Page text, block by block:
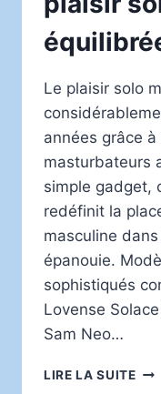
Le plaisir solo
années grâce à
masturbateurs
simple gadget,
redéfinit la
masculine
épanouie.
sophistiqués
Lovense
Sam Neo…
LIRE LA SUITE